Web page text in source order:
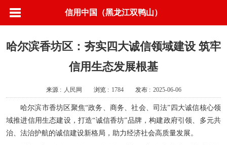
信用中国（黑龙江双鸭山）
哈尔滨香坊区：夯实四大诚信领域建设 筑牢
信用生态发展根基
来源 : 人民网 浏览 : 1784 发布 : 2025-06-06
哈尔滨市香坊区聚焦“政务、商务、社会、司法”四大诚信核心领
域推进信用生态建设，打造“诚信香坊”品牌，构建政府引领、多元共
治、法治护航的诚信建设新格局，助力经济社会高质量发展。